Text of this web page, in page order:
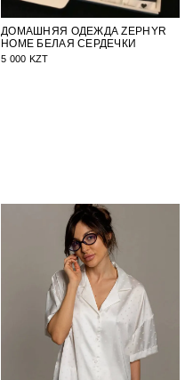
ДОМАШНЯЯ ОДЕЖДА ZEPHYR
HOME БЕЛАЯ СЕРДЕЧКИ
5 000 KZT